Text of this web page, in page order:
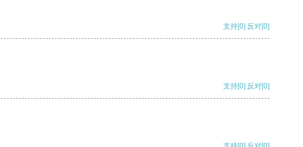
支持[0] 反对[0]
支持[0] 反对[0]